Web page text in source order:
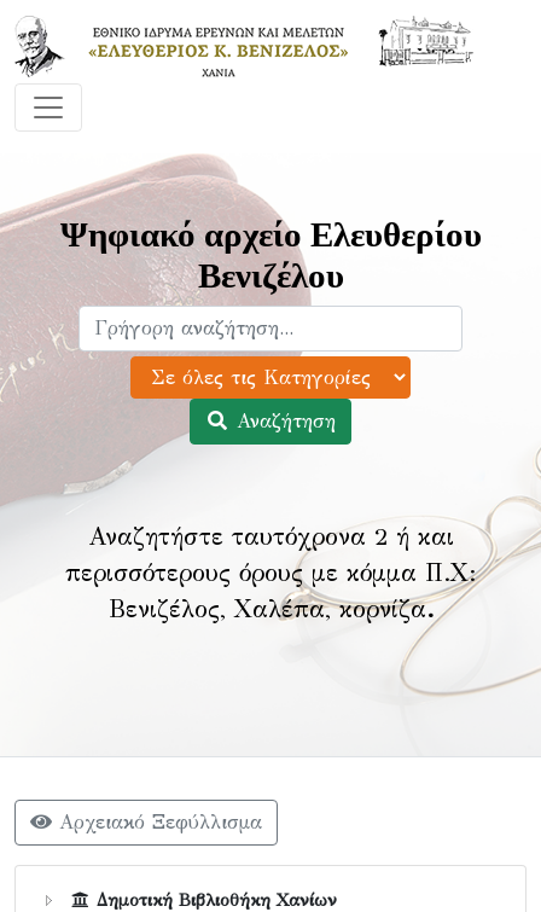
Ψηφιακό αρχείο Ελευθερίου
Βενιζέλου
Αναζήτηση
Αναζητήστε ταυτόχρονα 2 ή και
περισσότερους όρους με κόμμα Π.Χ:
Βενιζέλος, Χαλέπα, κορνίζα.
Αρχειακό Ξεφύλλισμα
Δημοτική Βιβλιοθήκη Χανίων